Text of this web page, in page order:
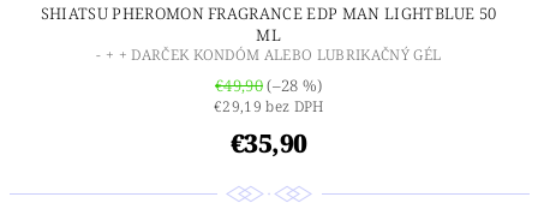
SHIATSU PHEROMON FRAGRANCE EDP MAN LIGHTBLUE 50
ML
- + + DARČEK KONDÓM ALEBO LUBRIKAČNÝ GÉL
€49,90(–28 %)
€29,19 bez DPH
€35,90